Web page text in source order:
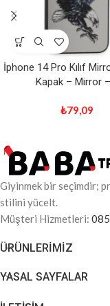
İphone 14 Pro Kılıf
Kapak – Mirror
₺79,09
Giyinmek bir seçimdir;
stilini yücelt.
Müşteri Hizmetleri:
ÜRÜNLERIMIZ
YASAL SAYFALAR